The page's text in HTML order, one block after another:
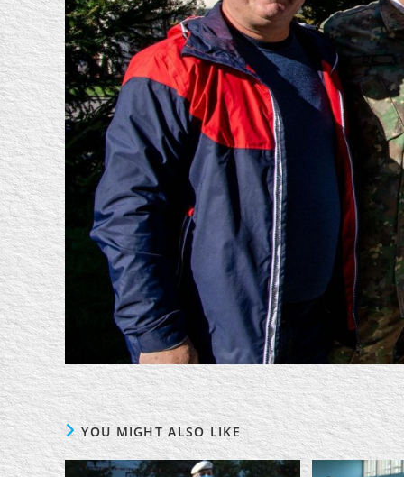
YOU MIGHT ALSO LIKE